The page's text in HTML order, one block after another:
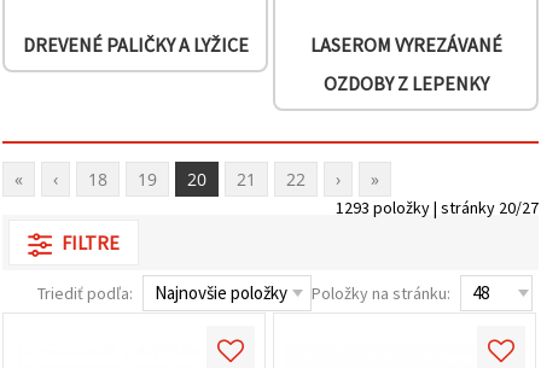
DREVENÉ PALIČKY A LYŽICE
LASEROM VYREZÁVANÉ
OZDOBY Z LEPENKY
« ‹ 18 19 20 21 22 › »
1293 položky | stránky 20/27
FILTRE
Triediť podľa: Položky na stránku: